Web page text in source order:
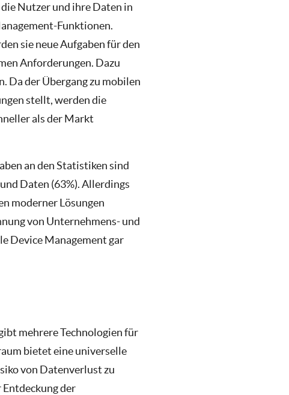
Nutzer und ihre Daten in
Funktionen.
sie neue Aufgaben für den
Anforderungen. Dazu
Da der Übergang zu mobilen
stellt, werden die
als der Markt
an den Statistiken sind
Daten (63%). Allerdings
moderner Lösungen
von Unternehmens- und
Device Management gar
mehrere Technologien für
bietet eine universelle
von Datenverlust zu
der